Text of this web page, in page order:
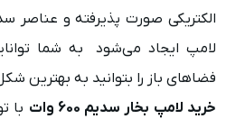
الکتریکی صورت پذیرفته و عناصر
لامپ ایجاد می‌شود به شما
فضاهای باز را بتوانید به بهترین
خرید لامپ بخار سدیم 600 وات
با